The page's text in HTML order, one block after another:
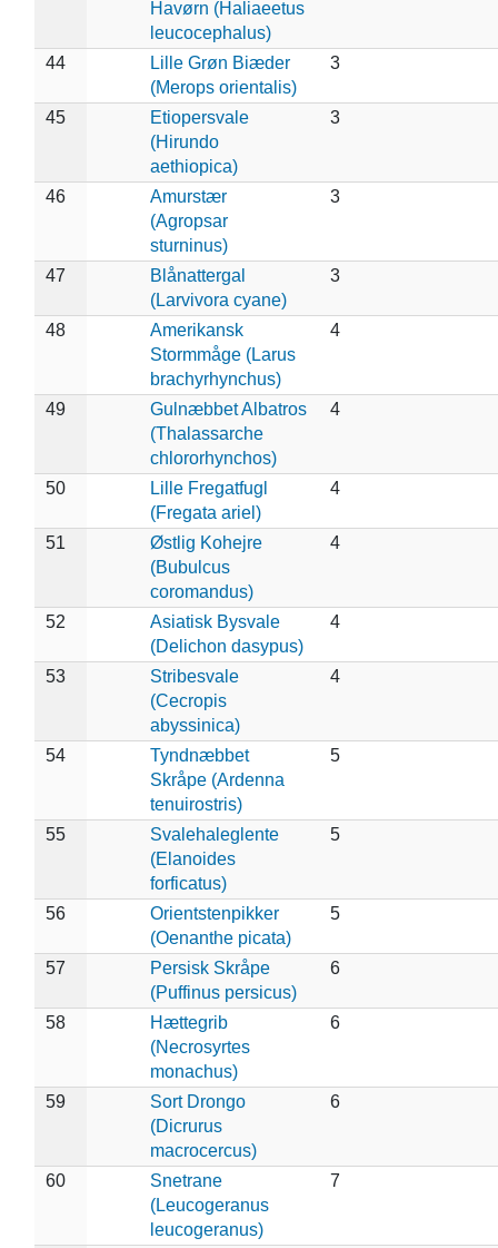
Havørn (Haliaeetus
leucocephalus)
44
Lille Grøn Biæder
(Merops orientalis)
3
45
Etiopersvale
(Hirundo
aethiopica)
3
46
Amurstær
(Agropsar
sturninus)
3
47
Blånattergal
(Larvivora cyane)
3
48
Amerikansk
Stormmåge (Larus
brachyrhynchus)
4
49
Gulnæbbet Albatros
(Thalassarche
chlororhynchos)
4
50
Lille Fregatfugl
(Fregata ariel)
4
51
Østlig Kohejre
(Bubulcus
coromandus)
4
52
Asiatisk Bysvale
(Delichon dasypus)
4
53
Stribesvale
(Cecropis
abyssinica)
4
54
Tyndnæbbet
Skråpe (Ardenna
tenuirostris)
5
55
Svalehaleglente
(Elanoides
forficatus)
5
56
Orientstenpikker
(Oenanthe picata)
5
57
Persisk Skråpe
(Puffinus persicus)
6
58
Hættegrib
(Necrosyrtes
monachus)
6
59
Sort Drongo
(Dicrurus
macrocercus)
6
60
Snetrane
(Leucogeranus
leucogeranus)
7